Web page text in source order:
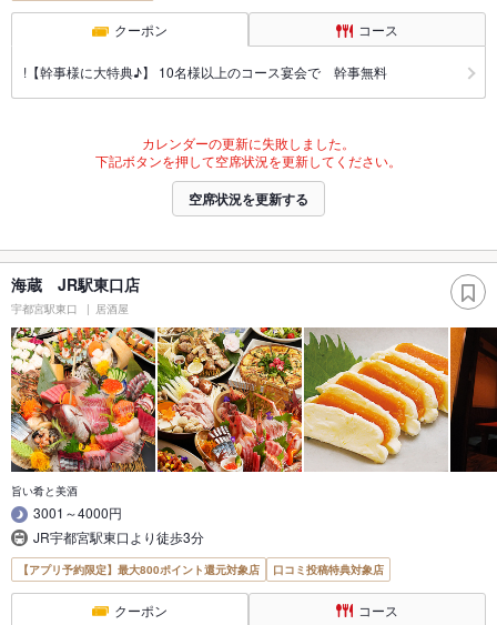
クーポン コース
!【幹事様に大特典♪】 10名様以上のコース宴会で 幹事無料
カレンダーの更新に失敗しました。
下記ボタンを押して空席状況を更新してください。
空席状況を更新する
海蔵 JR駅東口店
宇都宮駅東口 居酒屋
旨い肴と美酒
3001～4000円
JR宇都宮駅東口より徒歩3分
【アプリ予約限定】最大800ポイント還元対象店 口コミ投稿特典対象店
クーポン コース